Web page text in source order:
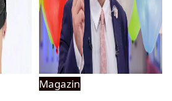
Magazin